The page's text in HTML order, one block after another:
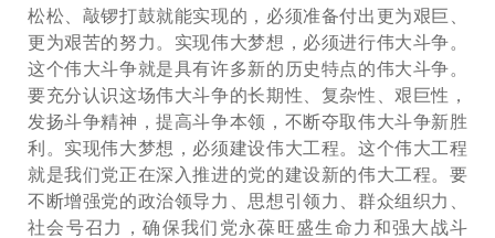
松松、敲锣打鼓就能实现的，必须准备付出更为艰巨、
更为艰苦的努力。实现伟大梦想，必须进行伟大斗争。
这个伟大斗争就是具有许多新的历史特点的伟大斗争。
要充分认识这场伟大斗争的长期性、复杂性、艰巨性，
发扬斗争精神，提高斗争本领，不断夺取伟大斗争新胜
利。实现伟大梦想，必须建设伟大工程。这个伟大工程
就是我们党正在深入推进的党的建设新的伟大工程。要
不断增强党的政治领导力、思想引领力、群众组织力、
社会号召力，确保我们党永葆旺盛生命力和强大战斗